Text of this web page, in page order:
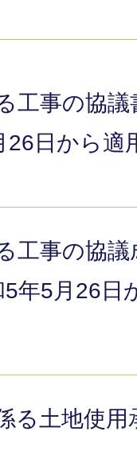
工事の協議
26日から適
工事の協議
年5月26日
る土地使用